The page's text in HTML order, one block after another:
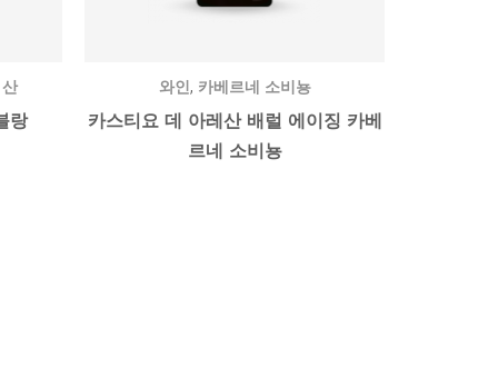
랑
와인, 카베르네 소비뇽
카스티요 데 아레산 배럴 에이징 카베
르네 소비뇽